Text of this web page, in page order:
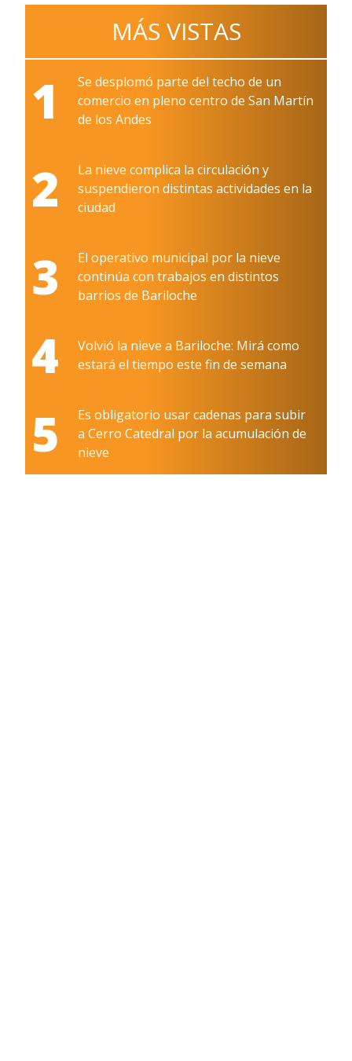
MÁS VISTAS
1
Se desplomó parte del techo de un
comercio en pleno centro de San Martín
de los Andes
2
La nieve complica la circulación y
suspendieron distintas actividades en la
ciudad
3
El operativo municipal por la nieve
continúa con trabajos en distintos
barrios de Bariloche
4
Volvió la nieve a Bariloche: Mirá como
estará el tiempo este fin de semana
5
Es obligatorio usar cadenas para subir
a Cerro Catedral por la acumulación de
nieve